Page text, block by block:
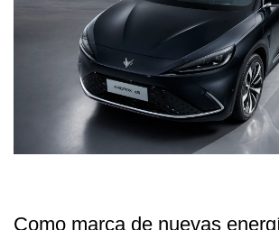
Como marca de nuevas